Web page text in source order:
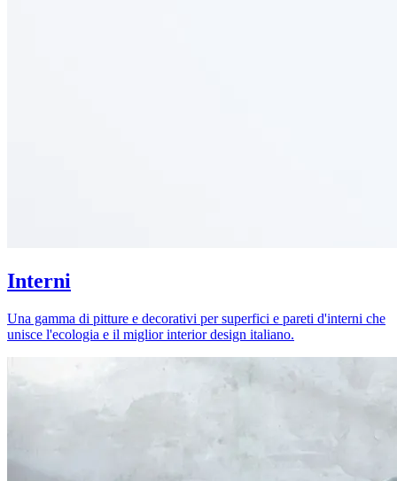
Interni
Una gamma di pitture e decorativi per superfici e pareti d'interni che
unisce l'ecologia e il miglior interior design italiano.